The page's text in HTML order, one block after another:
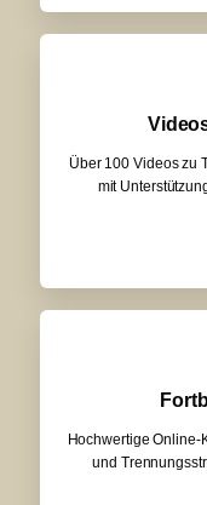
Über 100 Videos zu
mit
Hochwertige Online-
und